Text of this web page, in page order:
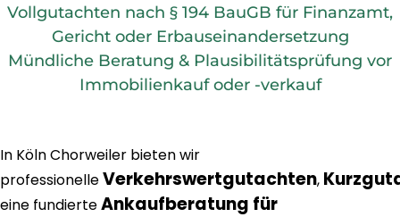
Vollgutachten nach § 194 BauGB für Finanzamt,
Gericht oder Erbauseinandersetzung
Mündliche Beratung & Plausibilitätsprüfung vor
Immobilienkauf oder -verkauf
In Köln Chorweiler bieten wir
professionelleVerkehrswertgutachten,
eine fundierteAnkaufberatung für